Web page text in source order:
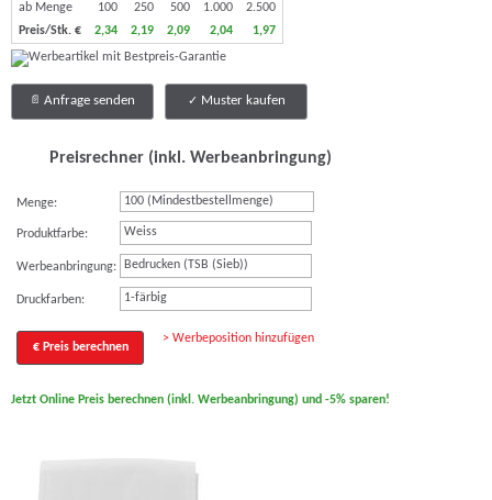
ab Menge 100 250 500 1.000
2.500
Preis/Stk. €
2,34 2,19 2,09 2,04 1,97
Anfrage senden Muster kaufen
Preisrechner (inkl. Werbeanbringung)
Menge:
Produktfarbe: Weiss
Werbeanbringung: Bedrucken (TSB (Sieb))
Druckfarben: 1-färbig
€ Preis berechnen
> Werbeposition hinzufügen
Jetzt Online Preis berechnen (inkl. Werbeanbringung) und -5% sparen!